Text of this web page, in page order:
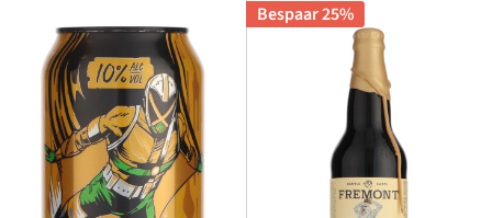
Bespaar 25%